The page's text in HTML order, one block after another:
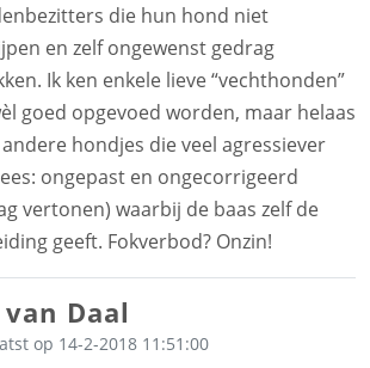
die hun hond niet
en zelf ongewenst gedrag
Ik ken enkele lieve “vechthonden”
goed opgevoed worden, maar helaas
hondjes die veel agressiever
ongepast en ongecorrigeerd
vertonen) waarbij de baas zelf de
geeft. Fokverbod? Onzin!
Daal
op 14-2-2018 11:51:00